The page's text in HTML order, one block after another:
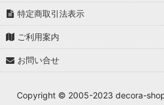
特定商取引法表示
ご利用案内
お問い合せ
Copyright © 2005-2023 decora-